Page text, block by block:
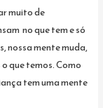
muito de
no que tem e só
nossa mente muda,
que temos. Como
tem uma mente